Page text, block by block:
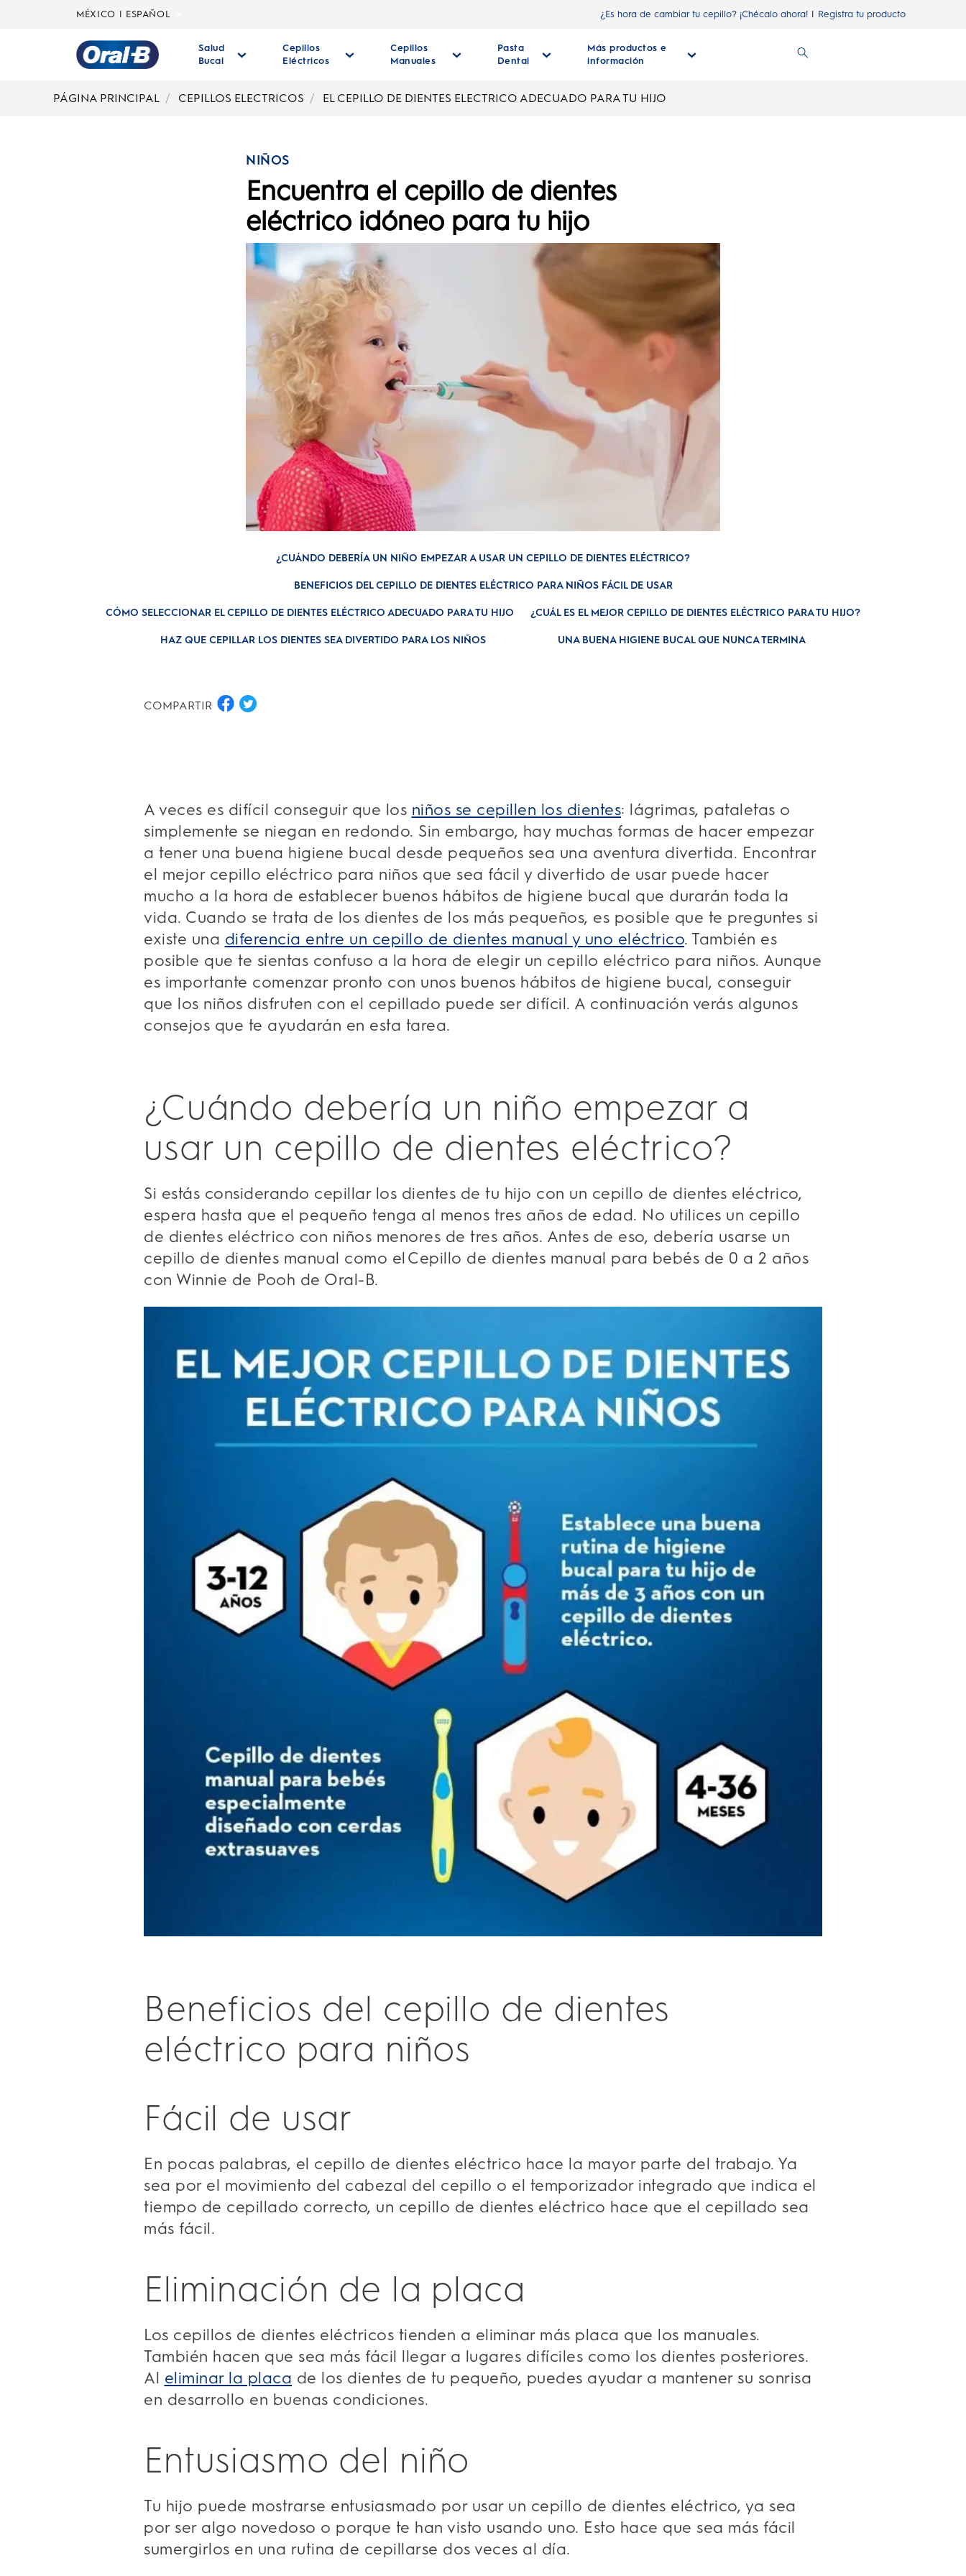
MÉXICO | ESPAÑOL ¿Es hora de cambiar tu cepillo? ¡Chécalo ahora! Registra tu producto
principal
Salud
Bucal
Cepillos
Eléctricos
Cepillos
Manuales
Pasta
Dental
Más productos e
información
PÁGINA PRINCIPAL CEPILLOS ELECTRICOS EL CEPILLO DE DIENTES ELECTRICO ADECUADO PARA TU HIJO
NIÑOS
Encuentra el cepillo de dientes
eléctrico idóneo para tu hijo
¿CUÁNDO DEBERÍA UN NIÑO EMPEZAR A USAR UN CEPILLO DE DIENTES ELÉCTRICO?
BENEFICIOS DEL CEPILLO DE DIENTES ELÉCTRICO PARA NIÑOS FÁCIL DE USAR
CÓMO SELECCIONAR EL CEPILLO DE DIENTES ELÉCTRICO ADECUADO PARA TU HIJO ¿CUÁL ES EL MEJOR CEPILLO DE DIENTES ELÉCTRICO PARA TU HIJO?
HAZ QUE CEPILLAR LOS DIENTES SEA DIVERTIDO PARA LOS NIÑOS UNA BUENA HIGIENE BUCAL QUE NUNCA TERMINA
COMPARTIR
A veces es difícil conseguir que los niños se cepillen los dientes: lágrimas, pataletas o
simplemente se niegan en redondo. Sin embargo, hay muchas formas de hacer empezar
a tener una buena higiene bucal desde pequeños sea una aventura divertida. Encontrar
el mejor cepillo eléctrico para niños que sea fácil y divertido de usar puede hacer
mucho a la hora de establecer buenos hábitos de higiene bucal que durarán toda la
vida. Cuando se trata de los dientes de los más pequeños, es posible que te preguntes si
existe una diferencia entre un cepillo de dientes manual y uno eléctrico. También es
posible que te sientas confuso a la hora de elegir un cepillo eléctrico para niños. Aunque
es importante comenzar pronto con unos buenos hábitos de higiene bucal, conseguir
que los niños disfruten con el cepillado puede ser difícil. A continuación verás algunos
consejos que te ayudarán en esta tarea.
¿Cuándo debería un niño empezar a
usar un cepillo de dientes eléctrico?
Si estás considerando cepillar los dientes de tu hijo con un cepillo de dientes eléctrico,
espera hasta que el pequeño tenga al menos tres años de edad. No utilices un cepillo
de dientes eléctrico con niños menores de tres años. Antes de eso, debería usarse un
cepillo de dientes manual como el Cepillo de dientes manual para bebés de 0 a 2 años
con Winnie de Pooh de Oral-B.
Beneficios del cepillo de dientes
eléctrico para niños
Fácil de usar
En pocas palabras, el cepillo de dientes eléctrico hace la mayor parte del trabajo. Ya
sea por el movimiento del cabezal del cepillo o el temporizador integrado que indica el
tiempo de cepillado correcto, un cepillo de dientes eléctrico hace que el cepillado sea
más fácil.
Eliminación de la placa
Los cepillos de dientes eléctricos tienden a eliminar más placa que los manuales.
También hacen que sea más fácil llegar a lugares difíciles como los dientes posteriores.
Al eliminar la placa de los dientes de tu pequeño, puedes ayudar a mantener su sonrisa
en desarrollo en buenas condiciones.
Entusiasmo del niño
Tu hijo puede mostrarse entusiasmado por usar un cepillo de dientes eléctrico, ya sea
por ser algo novedoso o porque te han visto usando uno. Esto hace que sea más fácil
sumergirlos en una rutina de cepillarse dos veces al día.